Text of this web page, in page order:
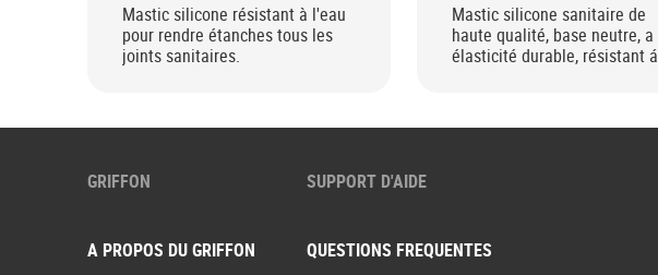
Mastic silicone résistant à l'eau
pour rendre étanches tous les
joints sanitaires.
Mastic silicone sanitaire de
haute qualité, base neutre, a
élasticité durable, résistant á
GRIFFON
A PROPOS DU GRIFFON
SUPPORT D'AIDE
QUESTIONS FREQUENTES